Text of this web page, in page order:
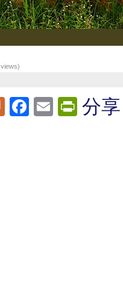
views)
PlurkFacebook
Email分享